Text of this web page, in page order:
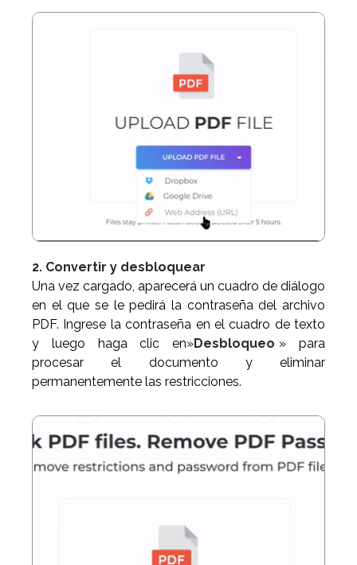
2. Convertir y desbloquear
Una vez cargado, aparecerá un cuadro de diálogo
en el que se le pedirá la contraseña del archivo
PDF. Ingrese la contraseña en el cuadro de texto
y luego haga clic en»Desbloqueo » para
procesar el documento y eliminar
permanentemente las restricciones.